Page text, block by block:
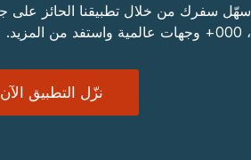
، 000+ وجهات عالمية واستفد من المزيد.
نزّل التطبيق الآن